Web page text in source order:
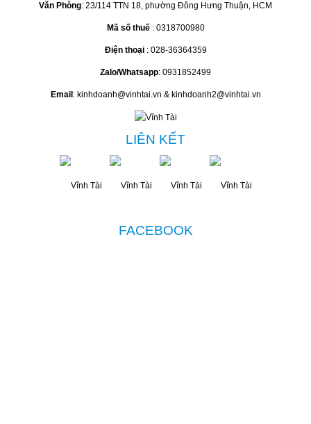
Văn Phòng: 23/114 TTN 18, phường Đông Hưng Thuận, HCM
Mã số thuế : 0318700980
Điện thoại : 028-36364359
Zalo/Whatsapp: 0931852499
Email : kinhdoanh@vinhtai.vn & kinhdoanh2@vinhtai.vn
LIÊN KẾT
FACEBOOK